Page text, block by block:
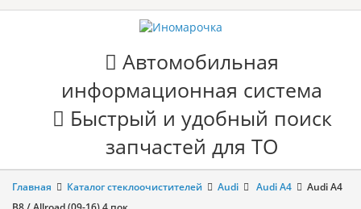
Автомобильная
информационная система
Быстрый и удобный поиск
запчастей для ТО
Главная Каталог стеклоочистителей Audi Audi A4
Audi A4